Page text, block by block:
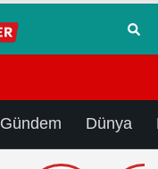
Gündem Dünya